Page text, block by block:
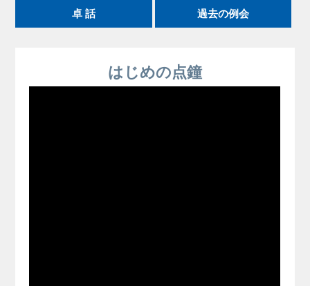
卓 話 過去の例会
はじめの点鐘